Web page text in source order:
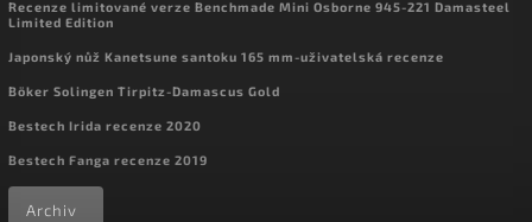
Recenze limitované verze Benchmade Mini Osborne 945-221 Damasteel
Limited Edition
Japonský nůž Kanetsune santoku 165 mm-uživatelská recenze
Böker Solingen Tirpitz-Damascus Gold
Bestech Irida recenze 2020
Bestech Fanga recenze 2019
Archiv